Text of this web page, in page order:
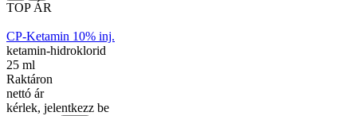
TOP ÁR
CP-Ketamin 10% inj.
ketamin-hidroklorid
25 ml
Raktáron
nettó ár
kérlek, jelentkezz be